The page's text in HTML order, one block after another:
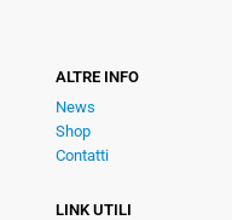
ALTRE INFO
News
Shop
Contatti
LINK UTILI